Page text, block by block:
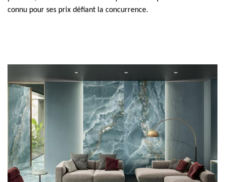
connu pour ses prix défiant la concurrence.